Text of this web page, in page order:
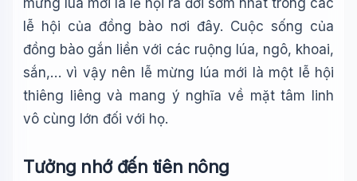
mừng lúa mới là lễ hội ra đời sớm nhất trong các
lễ hội của đồng bào nơi đây. Cuộc sống của
đồng bào gắn liền với các ruộng lúa, ngô, khoai,
sắn,… vì vậy nên lễ mừng lúa mới là một lễ hội
thiêng liêng và mang ý nghĩa về mặt tâm linh
vô cùng lớn đối với họ.
Tưởng nhớ đến tiên nông